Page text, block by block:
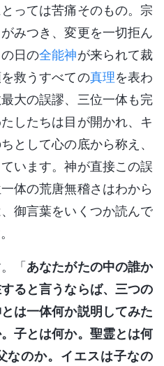
っては苦痛そのもの。宗
みつき、変更を一切拒ん
日の全能神が来られて裁
救うすべての真理を表わ
大の誤謬、三位一体も完
したちは目が開かれ、キ
として心の底から称え、
います。神が直接この誤
体の荒唐無稽さはわから
御言葉をいくつか読んで
「あなたがたの中の誰か
ると言うならば、三つの
は一体何か説明してみた
子とは何か。聖霊とは何
なのか。イエスは子なの